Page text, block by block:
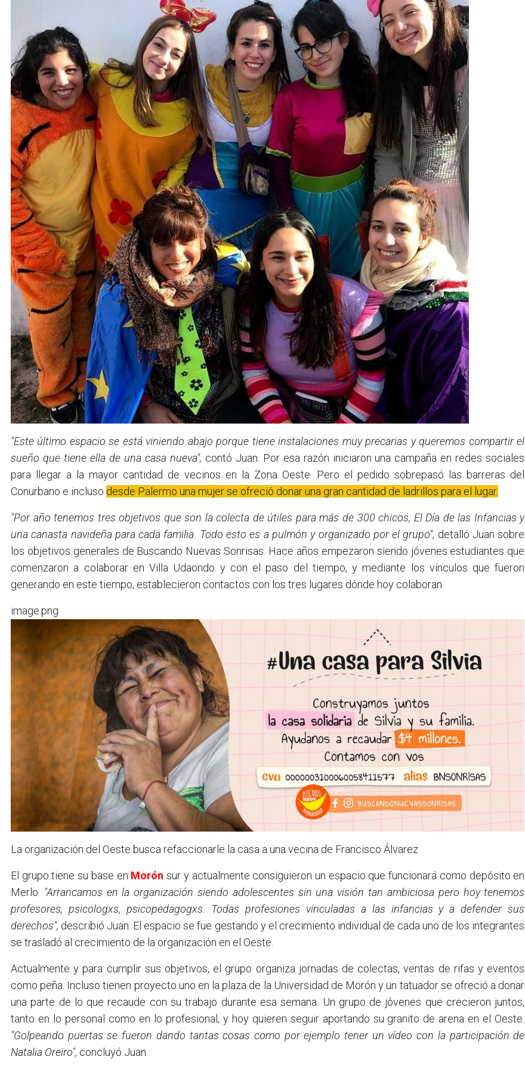
"Este último espacio se está viniendo abajo porque tiene instalaciones muy precarias y queremos compartir el
sueño que tiene ella de una casa nueva", contó Juan. Por esa razón iniciaron una campaña en redes sociales
para llegar a la mayor cantidad de vecinos en la Zona Oeste. Pero el pedido sobrepasó las barreras del
Conurbano e incluso desde Palermo una mujer se ofreció donar una gran cantidad de ladrillos para el lugar.
"Por año tenemos tres objetivos que son la colecta de útiles para más de 300 chicos, El Día de las Infancias y
una canasta navideña para cada familia. Todo esto es a pulmón y organizado por el grupo", detalló Juan sobre
los objetivos generales de Buscando Nuevas Sonrisas. Hace años empezaron siendo jóvenes estudiantes que
comenzaron a colaborar en Villa Udaondo y con el paso del tiempo, y mediante los vínculos que fueron
generando en este tiempo, establecieron contactos con los tres lugares dónde hoy colaboran.
image.png
La organización del Oeste busca refaccionarle la casa a una vecina de Francisco Álvarez
El grupo tiene su base en Morón sur y actualmente consiguieron un espacio que funcionará como depósito en
Merlo.
"Arrancamos en la organización siendo adolescentes sin una visión tan ambiciosa pero hoy tenemos
profesores, psicologxs, psicopedagogxs. Todas profesiones vinculadas a las infancias y a defender sus
derechos", describió Juan. El espacio se fue gestando y el crecimiento individual de cada uno de los integrantes
se trasladó al crecimiento de la organización en el Oeste.
Actualmente y para cumplir sus objetivos, el grupo organiza jornadas de colectas, ventas de rifas y eventos
como peña. Incluso tienen proyecto uno en la plaza de la Universidad de Morón y un tatuador se ofreció a donar
una parte de lo que recaude con su trabajo durante esa semana. Un grupo de jóvenes que crecieron juntos,
tanto en lo personal como en lo profesional, y hoy quieren seguir aportando su granito de arena en el Oeste.
"Golpeando puertas se fueron dando tantas cosas como por ejemplo tener un vídeo con la participación de
Natalia Oreiro", concluyó Juan.